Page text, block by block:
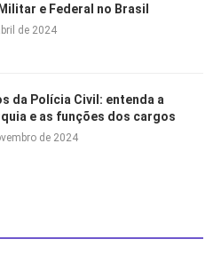
e Federal no Brasil
de 2024
da Polícia Civil: entenda a
e as funções dos cargos
de 2024